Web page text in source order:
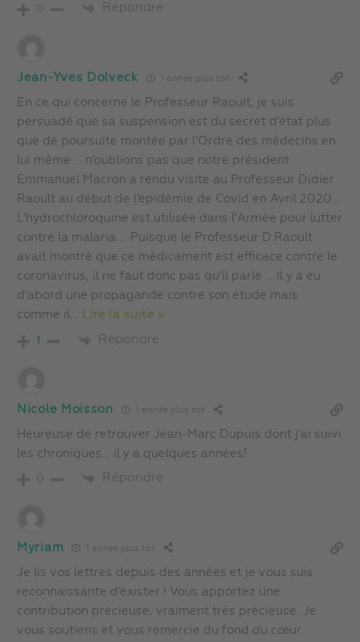
0 Répondre
Jean-Yves Dolveck 1 année plus tôt
En ce qui concerne le Professeur Raoult, je suis
persuadé que sa suspension est du secret d’état plus
que de poursuite montée par l’Ordre des médecins en
lui même … n’oublions pas que notre président
Emmanuel Macron a rendu visite au Professeur Didier
Raoult au début de l’épidémie de Covid en Avril 2020 …
L’hydrochloroquine est utilisée dans l’Armée pour lutter
contre la malaria … Puisque le Professeur D.Raoult
avait montré que ce médicament est efficace contre le
coronavirus, il ne faut donc pas qu’il parle … Il y a eu
d’abord une propagande contre son étude mais
comme il … Lire la suite »
1 Répondre
Nicole Moisson 1 année plus tôt
Heureuse de retrouver Jean-Marc Dupuis dont j’ai suivi
les chroniques… il y a quelques années!
0 Répondre
Myriam 1 année plus tôt
Je lis vos lettres depuis des années et je vous suis
reconnaissante d’exister ! Vous apportez une
contribution précieuse, vraiment très précieuse. Je
vous soutiens et vous remercie du fond du cœur.